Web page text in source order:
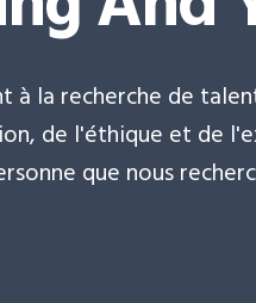
à la recherche de
de l'éthique et de
que nous